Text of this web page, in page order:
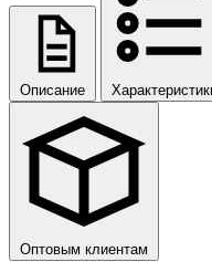
Описание
Оптовым клиентам